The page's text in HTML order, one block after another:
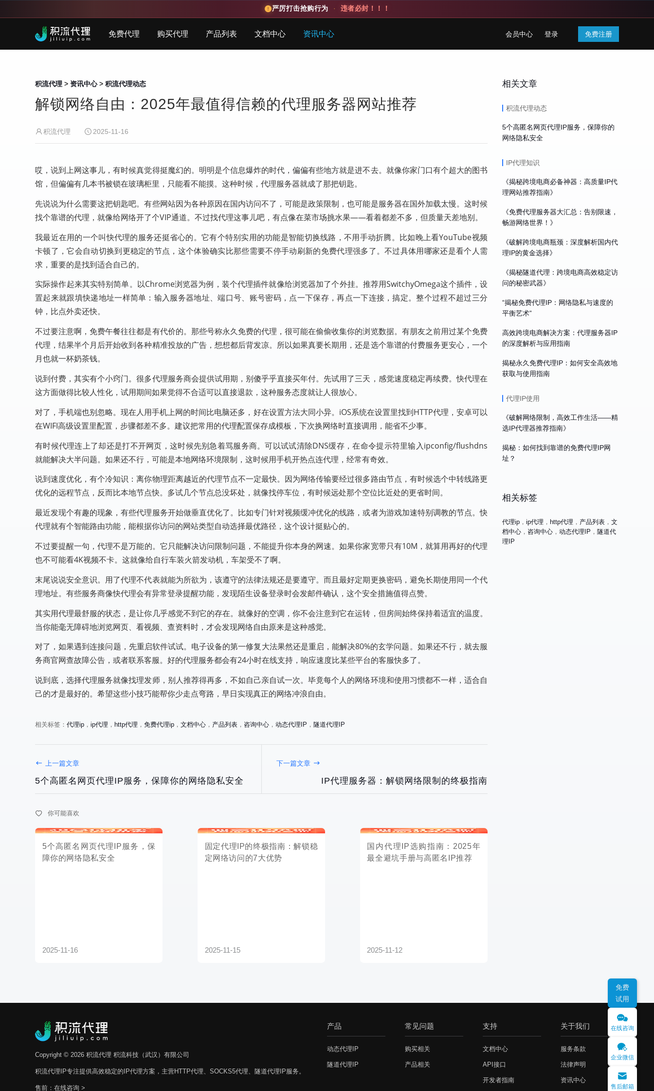
严厉打击抢购行为 · 违者必封！！！
免费代理 购买代理 产品列表 文档中心 资讯中心 会员中心 登录 免费注册
积流代理 > 资讯中心> 积流代理动态
解锁网络自由：2025年最值得信赖的代理服务器网站推荐
积流代理 2025-11-16
哎，说到上网这事儿，有时候真觉得挺魔幻的。明明是个信息爆炸的时代，偏偏有些地方就是进不去。就像你家门口有个超大的图书
馆，但偏偏有几本书被锁在玻璃柜里，只能看不能摸。这种时候，代理服务器就成了那把钥匙。
先说说为什么需要这把钥匙吧。有些网站因为各种原因在国内访问不了，可能是政策限制，也可能是服务器在国外加载太慢。这时候
找个靠谱的代理，就像给网络开了个VIP通道。不过找代理这事儿吧，有点像在菜市场挑水果——看着都差不多，但质量天差地别。
我最近在用的一个叫快代理的服务还挺省心的。它有个特别实用的功能是智能切换线路，不用手动折腾。比如晚上看YouTube视频
卡顿了，它会自动切换到更稳定的节点，这个体验确实比那些需要不停手动刷新的免费代理强多了。不过具体用哪家还是看个人需
求，重要的是找到适合自己的。
实际操作起来其实特别简单。以Chrome浏览器为例，装个代理插件就像给浏览器加了个外挂。推荐用SwitchyOmega这个插件，设
置起来就跟填快递地址一样简单：输入服务器地址、端口号、账号密码，点一下保存，再点一下连接，搞定。整个过程不超过三分
钟，比点外卖还快。
不过要注意啊，免费午餐往往都是有代价的。那些号称永久免费的代理，很可能在偷偷收集你的浏览数据。有朋友之前用过某个免费
代理，结果半个月后开始收到各种精准投放的广告，想想都后背发凉。所以如果真要长期用，还是选个靠谱的付费服务更安心，一个
月也就一杯奶茶钱。
说到付费，其实有个小窍门。很多代理服务商会提供试用期，别傻乎乎直接买年付。先试用了三天，感觉速度稳定再续费。快代理在
这方面做得比较人性化，试用期间如果觉得不合适可以直接退款，这种服务态度就让人很放心。
对了，手机端也别忽略。现在人用手机上网的时间比电脑还多，好在设置方法大同小异。iOS系统在设置里找到HTTP代理，安卓可以
在WIFI高级设置里配置，步骤都差不多。建议把常用的代理配置保存成模板，下次换网络时直接调用，能省不少事。
有时候代理连上了却还是打不开网页，这时候先别急着骂服务商。可以试试清除DNS缓存，在命令提示符里输入ipconfig/flushdns
就能解决大半问题。如果还不行，可能是本地网络环境限制，这时候用手机开热点连代理，经常有奇效。
说到速度优化，有个冷知识：离你物理距离越近的代理节点不一定最快。因为网络传输要经过很多路由节点，有时候选个中转线路更
优化的远程节点，反而比本地节点快。多试几个节点总没坏处，就像找停车位，有时候远处那个空位比近处的更省时间。
最近发现个有趣的现象，有些代理服务开始做垂直优化了。比如专门针对视频缓冲优化的线路，或者为游戏加速特别调教的节点。快
代理就有个智能路由功能，能根据你访问的网站类型自动选择最优路径，这个设计挺贴心的。
不过要提醒一句，代理不是万能的。它只能解决访问限制问题，不能提升你本身的网速。如果你家宽带只有10M，就算用再好的代理
也不可能看4K视频不卡。这就像给自行车装火箭发动机，车架受不了啊。
末尾说说安全意识。用了代理不代表就能为所欲为，该遵守的法律法规还是要遵守。而且最好定期更换密码，避免长期使用同一个代
理地址。有些服务商像快代理会有异常登录提醒功能，发现陌生设备登录时会发邮件确认，这个安全措施值得点赞。
其实用代理最舒服的状态，是让你几乎感觉不到它的存在。就像好的空调，你不会注意到它在运转，但房间始终保持着适宜的温度。
当你能毫无障碍地浏览网页、看视频、查资料时，才会发现网络自由原来是这种感觉。
对了，如果遇到连接问题，先重启软件试试。电子设备的第一修复大法果然还是重启，能解决80%的玄学问题。如果还不行，就去服
务商官网查故障公告，或者联系客服。好的代理服务都会有24小时在线支持，响应速度比某些平台的客服快多了。
说到底，选择代理服务就像找理发师，别人推荐得再多，不如自己亲自试一次。毕竟每个人的网络环境和使用习惯都不一样，适合自
己的才是最好的。希望这些小技巧能帮你少走点弯路，早日实现真正的网络冲浪自由。
相关标签： 代理ip ， ip代理 ， http代理 ， 免费代理ip ， 文档中心 ， 产品列表 ， 咨询中心 ， 动态代理IP ， 隧道代理IP
上一篇文章
5个高匿名网页代理IP服务，保障你的网络隐私安全
下一篇文章
IP代理服务器：解锁网络限制的终极指南
你可能喜欢
障你的网络隐私安全
2025-11-16 2025-11-15
相关文章
积流代理动态
5个高匿名网页代理IP服务，保障你的
网络隐私安全
IP代理知识
《揭秘跨境电商必备神器：高质量IP代
理网站推荐指南》
《免费代理服务器大汇总：告别限速，
畅游网络世界！》
《破解跨境电商瓶颈：深度解析国内代
理IP的黄金选择》
《揭秘隧道代理：跨境电商高效稳定访
问的秘密武器》
“揭秘免费代理IP：网络隐私与速度的
平衡艺术”
高效跨境电商解决方案：代理服务器IP
的深度解析与应用指南
揭秘永久免费代理IP：如何安全高效地
获取与使用指南
代理IP使用
《破解网络限制，高效工作生活——精
选IP代理器推荐指南》
揭秘：如何找到靠谱的免费代理IP网
址？
相关标签
代理ip ， ip代理 ， http代理 ， 产品列表 ， 文
档中心 ， 咨询中心 ， 动态代理IP ， 隧道代
理IP
Copyright © 2026 积流代理 积流科技（武汉）有限公司
积流代理IP专注提供高效稳定的IP代理方案，主营HTTP代理、SOCKS5代理、隧道代理IP服务。
售前： 在线咨询 >
产品
动态代理IP
隧道代理IP
常见问题
购买相关
产品相关
支持
文档中心
API接口
开发者指南
关于我们
服务条款
法律声明
资讯中心
免费
试用
在线咨询
企业微信
售后邮箱